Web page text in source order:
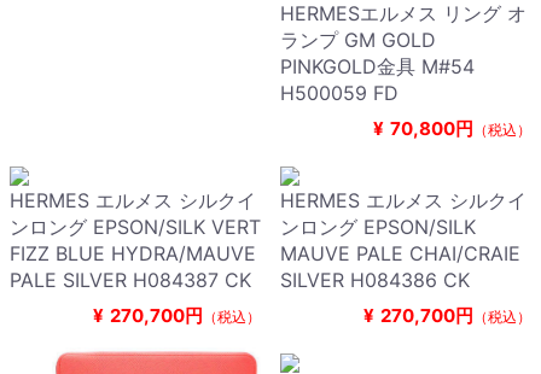
HERMESエルメス リング オ
ランプ GM GOLD
PINKGOLD金具 M#54
H500059 FD
¥ 70,800円 （税込）
HERMES エルメス シルクイ
ンロング EPSON/SILK VERT
FIZZ BLUE HYDRA/MAUVE
PALE SILVER H084387 CK
¥ 270,700円 （税込）
HERMES エルメス シルクイ
ンロング EPSON/SILK
MAUVE PALE CHAI/CRAIE
SILVER H084386 CK
¥ 270,700円 （税込）